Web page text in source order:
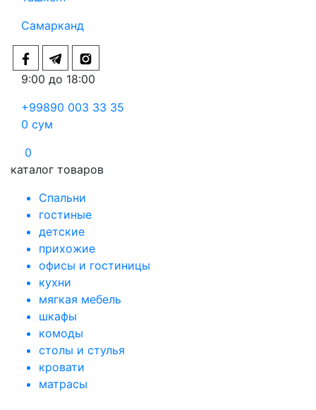
Самарканд
9:00 до 18:00
+99890 003 33 35
0 сум
0
каталог товаров
Спальни
гостиные
детские
прихожие
офисы и гостиницы
кухни
мягкая мебель
шкафы
комоды
столы и стулья
кровати
матрасы